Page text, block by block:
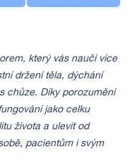
který vás naučí více
držení těla, dýchání
chůze. Díky porozumění
jako celku
života a ulevit od
pacientům i svým